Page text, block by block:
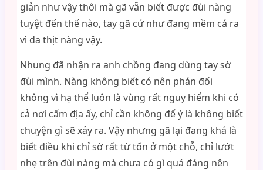
giản như vậy thôi mà gã vẫn biết được đùi nàng
tuyệt đến thế nào, tay gã cứ như đang mềm cả ra
vì da thịt nàng vậy.
Nhung đã nhận ra anh chồng đang dùng tay sờ
đùi mình. Nàng không biết có nên phản đối
không vì hạ thể luôn là vùng rất nguy hiểm khi có
cả nơi cấm địa ấy, chỉ cần không để ý là không biết
chuyện gì sẽ xảy ra. Vậy nhưng gã lại đang khá là
biết điều khi chỉ sờ rất từ tốn ở một chỗ, chỉ lướt
nhẹ trên đùi nàng mà chưa có gì quá đáng nên